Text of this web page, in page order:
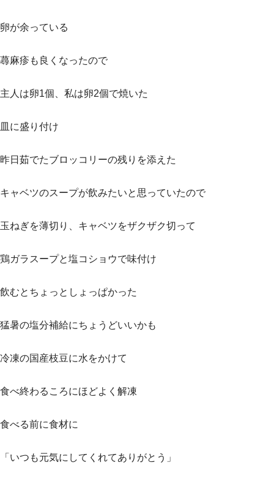
卵が余っている
蕁麻疹も良くなったので
主人は卵1個、私は卵2個で焼いた
皿に盛り付け
昨日茹でたブロッコリーの残りを添えた
キャベツのスープが飲みたいと思っていたので
玉ねぎを薄切り、キャベツをザクザク切って
鶏ガラスープと塩コショウで味付け
飲むとちょっとしょっぱかった
猛暑の塩分補給にちょうどいいかも
冷凍の国産枝豆に水をかけて
食べ終わるころにほどよく解凍
食べる前に食材に
「いつも元気にしてくれてありがとう」